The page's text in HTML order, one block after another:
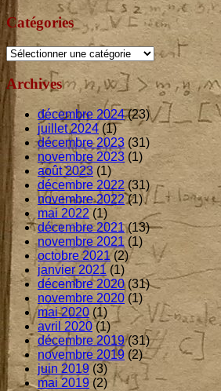
Catégories
Catégories
Archives
décembre 2024(23)
juillet 2024 (1)
décembre 2023 (31)
novembre 2023 (1)
août 2023 (1)
décembre 2022 (31)
novembre 2022(1)
mai 2022(1)
décembre 2021(13)
novembre 2021(1)
octobre 2021(2)
janvier 2021 (1)
décembre 2020(31)
novembre 2020(1)
mai 2020 (1)
avril 2020(1)
décembre 2019(31)
novembre 2019(2)
juin 2019(3)
mai 2019 (2)